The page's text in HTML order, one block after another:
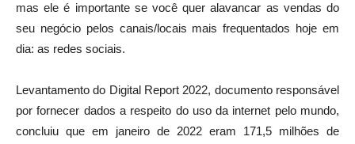
mas ele é importante se você quer alavancar as vendas do
seu negócio pelos canais/locais mais frequentados hoje em
dia: as redes sociais.
Levantamento do Digital Report 2022, documento responsável
por fornecer dados a respeito do uso da internet pelo mundo,
concluiu que em janeiro de 2022 eram 171,5 milhões de